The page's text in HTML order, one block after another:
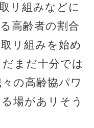
リ組みなどに
高齢者の割合
リ組みを始め
まだ十分では
の高齢協パワ
場があリそう